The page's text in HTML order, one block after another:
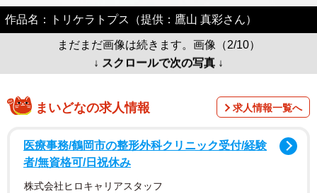
作品名：トリケラトプス（提供：鷹山 真彩さん）
まだまだ画像は続きます。画像（2/10）
↓ スクロールで次の写真 ↓
まいどなの求人情報 求人情報一覧へ
医療事務/鶴岡市の整形外科クリニック受付/経験
者/無資格可/日祝休み
株式会社ヒロキャリアスタッフ